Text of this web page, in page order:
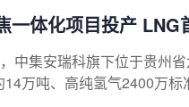
一体化项目投产 LNG
中集安瑞科旗下位于贵州
万吨、高纯氢气2400万